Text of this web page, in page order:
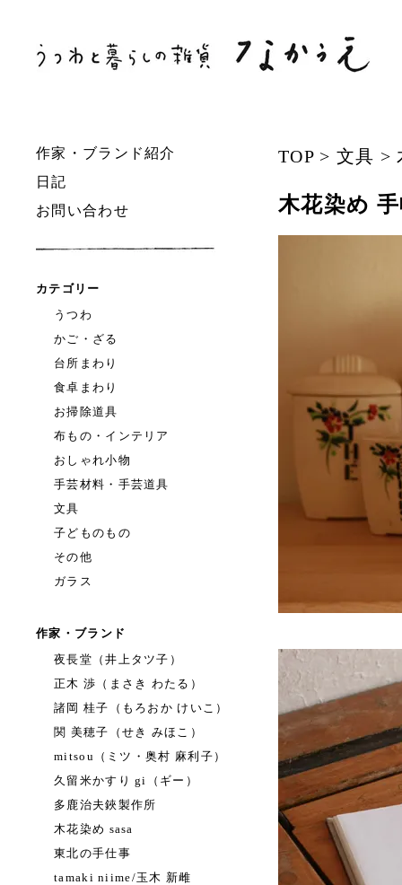
作家・ブランド紹介
日記
お問い合わせ
カテゴリー
うつわ
かご・ざる
台所まわり
食卓まわり
お掃除道具
布もの・インテリア
おしゃれ小物
手芸材料・手芸道具
文具
子どものもの
その他
ガラス
作家・ブランド
夜長堂（井上タツ子）
正木 渉（まさき わたる）
諸岡 桂子（もろおか けいこ）
関 美穂子（せき みほこ）
mitsou（ミツ・奥村 麻利子）
久留米かすり gi（ギー）
多鹿治夫鋏製作所
木花染め sasa
東北の手仕事
tamaki niime/玉木 新雌
TOP> 文具 >
木花染め